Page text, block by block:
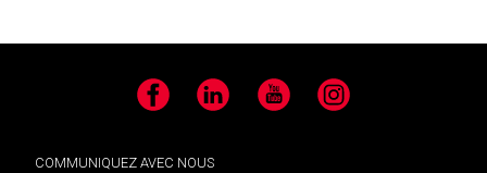
Facebook LinkedIn YouTube Instagram
COMMUNIQUEZ AVEC NOUS